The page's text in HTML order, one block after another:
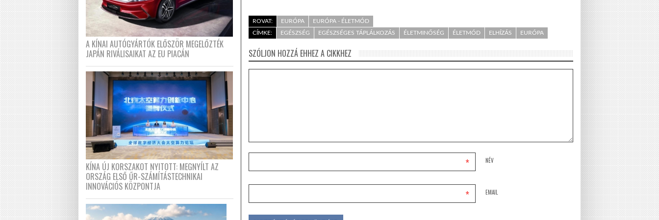
ROVAT: EURÓPA
EURÓPA - ÉLETMÓD
CÍMKE:
EGÉSZSÉG EGÉSZSÉGES TÁPLÁLKOZÁS ÉLETMINŐSÉG ÉLETMÓD ELHÍZÁS EURÓPA
SZÓLJON HOZZÁ EHHEZ A CIKKHEZ
NÉV
*
EMAIL
*
A KÍNAI AUTÓGYÁRTÓK ELŐSZÖR MEGELŐZTÉK
JAPÁN RIVÁLISAIKAT AZ EU PIACÁN
KÍNA ÚJ KORSZAKOT NYITOTT: MEGNYÍLT AZ
ORSZÁG ELSŐ ŰR-SZÁMÍTÁSTECHNIKAI
INNOVÁCIÓS KÖZPONTJA